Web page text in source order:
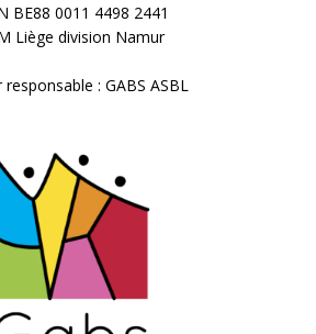
BE88 0011 4498 2441
Liège division Namur
responsable : GABS ASBL